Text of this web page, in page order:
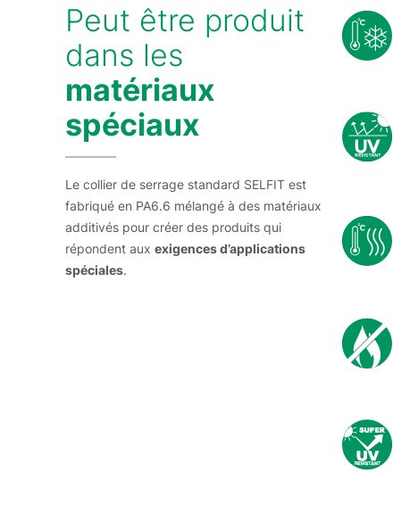
Peut être produit
dans les
matériaux
spéciaux
Le collier de serrage standard SELFIT est
fabriqué en PA6.6 mélangé à des matériaux
additivés pour créer des produits qui
répondent aux exigences d’applications
spéciales.